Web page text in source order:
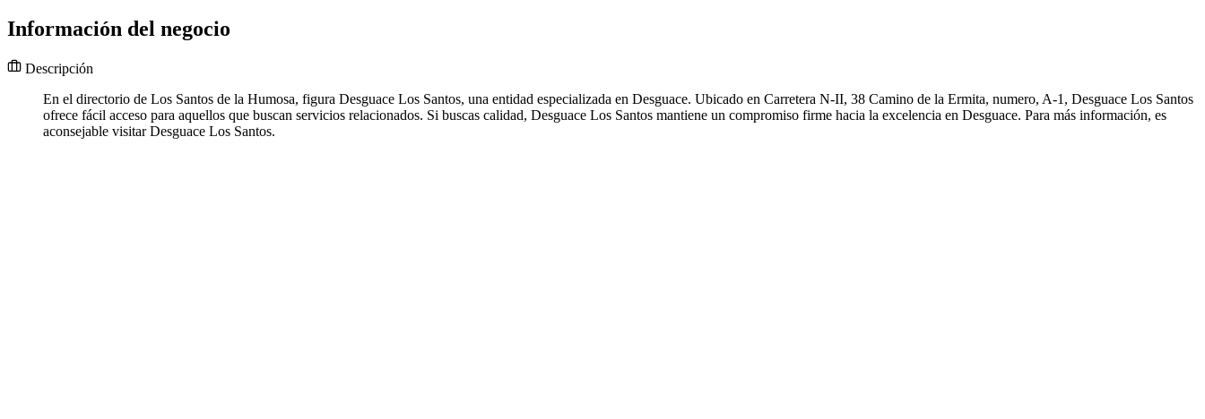
Información del negocio
Descripción
En el directorio de Los Santos de la Humosa, figura Desguace Los Santos, una entidad especializada en Desguace. Ubicado en Carretera N-II, 38 Camino de la Ermita, numero, A-1, Desguace Los Santos
ofrece fácil acceso para aquellos que buscan servicios relacionados. Si buscas calidad, Desguace Los Santos mantiene un compromiso firme hacia la excelencia en Desguace. Para más información, es
aconsejable visitar Desguace Los Santos.